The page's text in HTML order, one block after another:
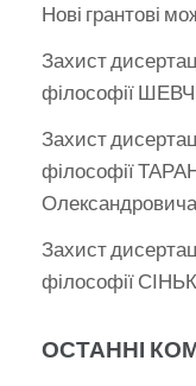
Нові грантові
Захист
філософії
Захист
філософії
Олександровича
Захист
філософії
ОСТАННІ